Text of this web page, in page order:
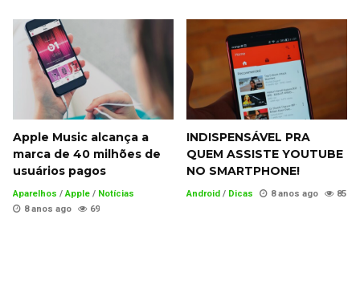
Apple Music alcança a
marca de 40 milhões de
usuários pagos
Aparelhos /Apple / Notícias
8 anos ago
69
INDISPENSÁVEL PRA
QUEM ASSISTE YOUTUBE
NO SMARTPHONE!
Android / Dicas 8 anos ago 85